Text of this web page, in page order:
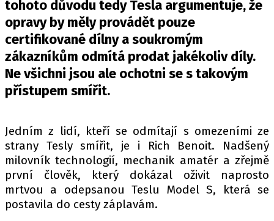
ČEŠI V AKCI
FIA CEZ & POHÁRY
MEZINÁRODNÍ SCÉNA
SLEDUJTE NÁS NA|
Pošlete e-mail na autoroad.cz
ETICKÝ KODEX
KONTAKT
tohoto důvodu tedy Tesla argumentuje, že
opravy by měly provádět pouze
certifikované dílny a soukromým
zákazníkům odmítá prodat jakékoliv díly.
Ne všichni jsou ale ochotni se s takovým
přístupem smířit.
Jedním z lidí, kteří se odmítají s omezeními ze
strany Tesly smířit, je i Rich Benoit. Nadšený
milovník technologií, mechanik amatér a zřejmě
první člověk, který dokázal oživit naprosto
mrtvou a odepsanou Teslu Model S, která se
postavila do cesty záplavám.